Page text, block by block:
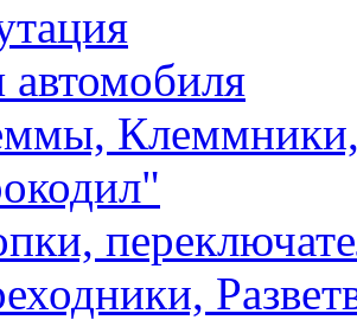
автомобиля